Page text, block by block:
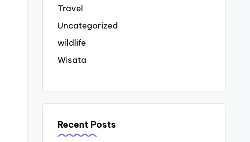
Travel
Uncategorized
wildlife
Wisata
Recent Posts